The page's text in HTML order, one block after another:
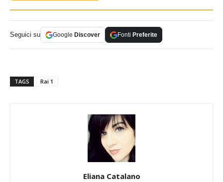
Seguici su Google Discover Fonti Preferite
TAGS Rai 1
Eliana Catalano